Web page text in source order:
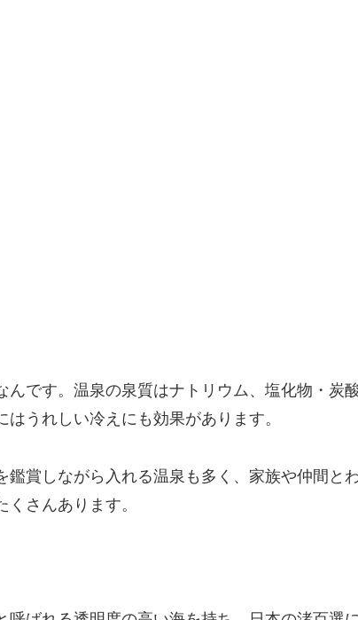
です。温泉の泉質はナトリウム、塩化物・炭
うれしい冷えにも効果があります。
賞しながら入れる温泉も多く、家族や仲間と
さんあります。